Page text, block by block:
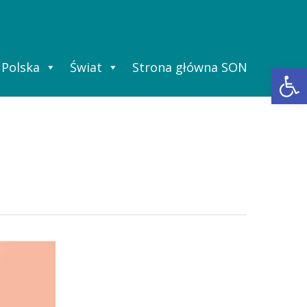
Polska Świat Strona główna SON